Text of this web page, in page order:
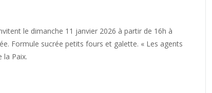
le dimanche 11 janvier 2026 à partir de 16h à
Formule sucrée petits fours et galette. « Les agents
la Paix.